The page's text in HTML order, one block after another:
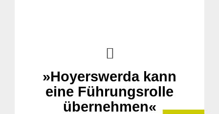
»Hoyerswerda kann
eine Führungsrolle
übernehmen«